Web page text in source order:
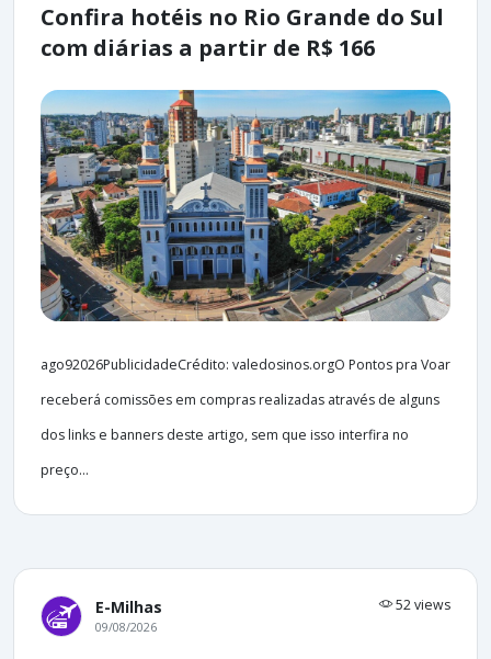
Confira hotéis no Rio Grande do Sul
com diárias a partir de R$ 166
ago92026PublicidadeCrédito: valedosinos.orgO Pontos pra Voar
receberá comissões em compras realizadas através de alguns
dos links e banners deste artigo, sem que isso interfira no
preço...
E-Milhas 52 views
09/08/2026